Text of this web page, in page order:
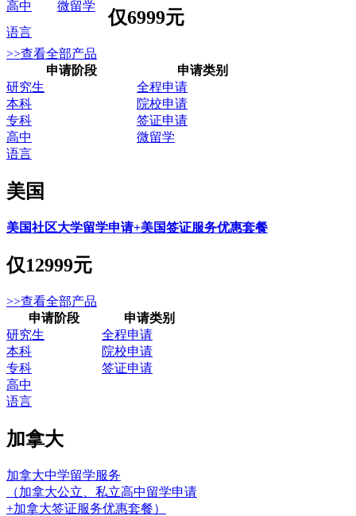
仅6999元
高中
微留学
语言
>>查看全部产品
申请阶段
申请类别
研究生
全程申请
本科
院校申请
专科
签证申请
高中
微留学
语言
美国
美国社区大学留学申请+美国签证服务优惠套餐
仅12999元
>>查看全部产品
申请阶段
申请类别
研究生
全程申请
本科
院校申请
专科
签证申请
高中
语言
加拿大
加拿大中学留学服务
（加拿大公立、私立高中留学申请
+加拿大签证服务优惠套餐）